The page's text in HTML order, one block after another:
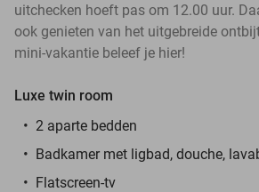
uitchecken hoeft pas om 12.00 uur.
ook genieten van het uitgebreide
mini-vakantie beleef je hier!
Luxe twin room
2 aparte bedden
Badkamer met ligbad, douche,
Flatscreen-tv